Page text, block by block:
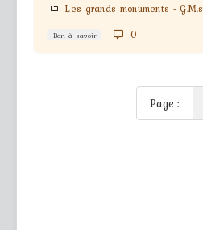
Les grands monuments - G.M.s
Bon à savoir 0
Page :